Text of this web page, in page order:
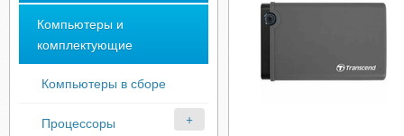
Компьютеры и
комплектующие
Компьютеры в сборе
Процессоры